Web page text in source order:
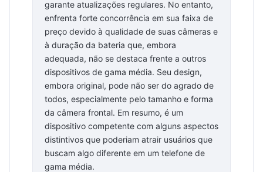
garante atualizações regulares. No entanto,
enfrenta forte concorrência em sua faixa de
preço devido à qualidade de suas câmeras e
à duração da bateria que, embora
adequada, não se destaca frente a outros
dispositivos de gama média. Seu design,
embora original, pode não ser do agrado de
todos, especialmente pelo tamanho e forma
da câmera frontal. Em resumo, é um
dispositivo competente com alguns aspectos
distintivos que poderiam atrair usuários que
buscam algo diferente em um telefone de
gama média.